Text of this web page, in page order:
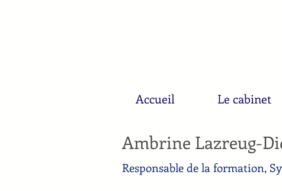
Accueil Le cabinet
Ambrine Lazreug-
Responsable de la formation,